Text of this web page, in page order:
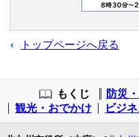
トップページへ戻る
もくじ 防災
観光・おでかけ
ビジ